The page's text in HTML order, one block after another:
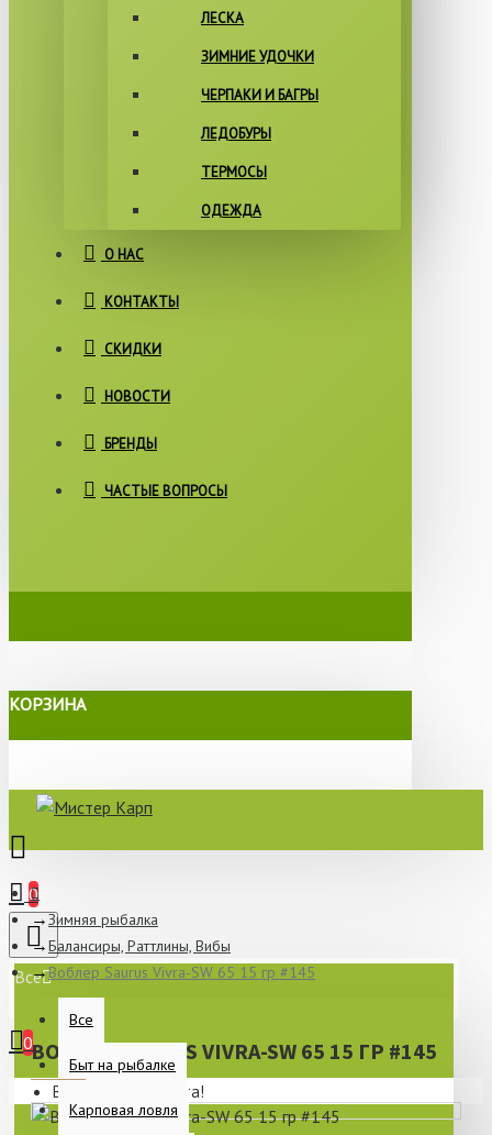
ЛЕСКА
ЗИМНИЕ УДОЧКИ
ЧЕРПАКИ И БАГРЫ
ЛЕДОБУРЫ
ТЕРМОСЫ
ОДЕЖДА
О НАС
КОНТАКТЫ
СКИДКИ
НОВОСТИ
БРЕНДЫ
ЧАСТЫЕ ВОПРОСЫ
КОРЗИНА
0
Все
Все
Быт на рыбалке
Карповая ловля
0
Ваша корзина пуста!
Зимняя рыбалка
Балансиры, Раттлины, Вибы
Воблер Saurus Vivra-SW 65 15 гр #145
ВОБЛЕР SAURUS VIVRA-SW 65 15 ГР #145